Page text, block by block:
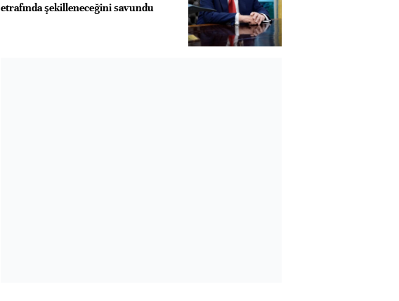
etrafında şekilleneceğini savundu